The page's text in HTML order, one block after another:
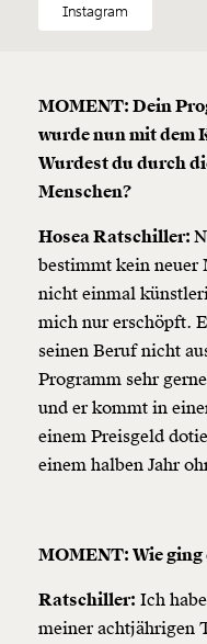
Instagram
MOMENT: Dein
wurde nun mit dem
Wurdest du durch
Menschen?
Hosea Ratschiller:
bestimmt kein neuer
nicht einmal
mich nur erschöpft.
seinen Beruf nicht
Programm sehr
und er kommt in
einem Preisgeld
einem halben Jahr
MOMENT: Wie
Ratschiller: Ich
meiner achtjährigen